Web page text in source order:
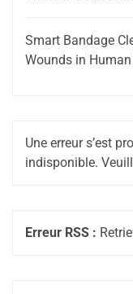
Smart Bandage
Wounds in
Une erreur s’est
indisponible.
Erreur RSS :